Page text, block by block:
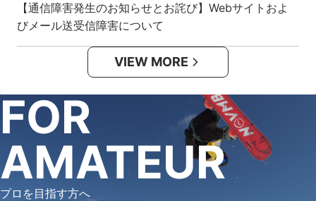
【通信障害発生のお知らせとお詫び】Webサイトおよ
びメール送受信障害について
VIEW MORE
FOR
AMATEUR
プロを目指す方へ